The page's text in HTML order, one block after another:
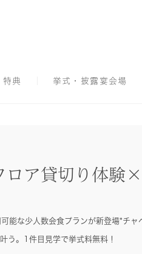
特典 挙式・披露宴会場
ロア貸切り体験
能な少人数会食プランが新登場*チャ
う。1件目見学で挙式料無料！